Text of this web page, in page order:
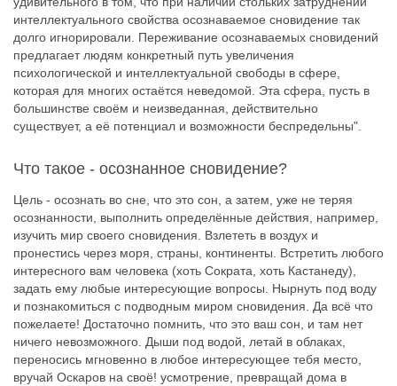
интеллектуального свойства осознаваемое сновидение так
долго игнорировали. Переживание осознаваемых сновидений
предлагает людям конкретный путь увеличения
психологической и интеллектуальной свободы в сфере,
которая для многих остаётся неведомой. Эта сфера, пусть в
большинстве своём и неизведанная, действительно
существует, а её потенциал и возможности беспредельны".
Что такое - осознанное сновидение?
Цель - осознать во сне, что это сон, а затем, уже не теряя
осознанности, выполнить определённые действия, например,
изучить мир своего сновидения. Взлететь в воздух и
пронестись через моря, страны, континенты. Встретить любого
интересного вам человека (хоть Сократа, хоть Кастанеду),
задать ему любые интересующие вопросы. Нырнуть под воду
и познакомиться с подводным миром сновидения. Да всё что
пожелаете! Достаточно помнить, что это ваш сон, и там нет
ничего невозможного. Дыши под водой, летай в облаках,
переносись мгновенно в любое интересующее тебя место,
вручай Оскаров на своё! усмотрение, превращай дома в